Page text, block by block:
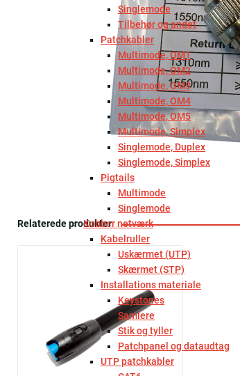
Singlemode
Tilbehør og andet
Patchkabler
Multimode, OM1
Multimode, OM2
Multimode, OM3
Multimode, OM4
Multimode, OM5
Multimode, Simplex
Singlemode, Duplex
Singlemode, Simplex
Pigtails
Multimode
Singlemode
Kobber netværk
Kabelruller
Uskærmet (UTP)
Skærmet (STP)
Installations materiale
Keystones
Samlere
Stik og tyller
Patchpanel og dataudtag
UTP patchkabler
Relaterede produkter